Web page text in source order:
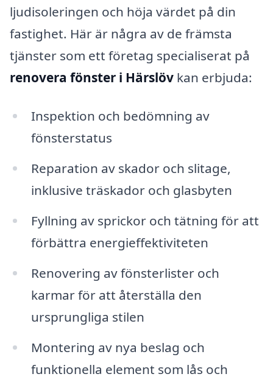
ljudisoleringen och höja värdet på din
fastighet. Här är några av de främsta
tjänster som ett företag specialiserat på
renovera fönster i Härslöv kan erbjuda:
Inspektion och bedömning av
fönsterstatus
Reparation av skador och slitage,
inklusive träskador och glasbyten
Fyllning av sprickor och tätning för att
förbättra energieffektiviteten
Renovering av fönsterlister och
karmar för att återställa den
ursprungliga stilen
Montering av nya beslag och
funktionella element som lås och